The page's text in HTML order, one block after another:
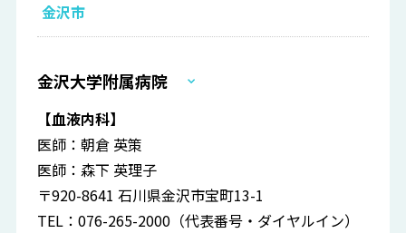
金沢市
金沢大学附属病院
【血液内科】
医師：朝倉 英策
医師：森下 英理子
〒920-8641 石川県金沢市宝町13-1
TEL：076-265-2000（代表番号・ダイヤルイン）